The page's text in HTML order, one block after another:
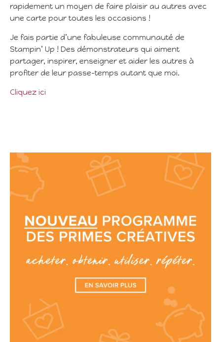
rapidement un moyen de faire plaisir au autres avec
une carte pour toutes les occasions !
Je fais partie d’une fabuleuse communauté de
Stampin’ Up ! Des démonstrateurs qui aiment
partager, inspirer, enseigner et aider les autres à
profiter de leur passe-temps autant que moi.
Cliquez ici